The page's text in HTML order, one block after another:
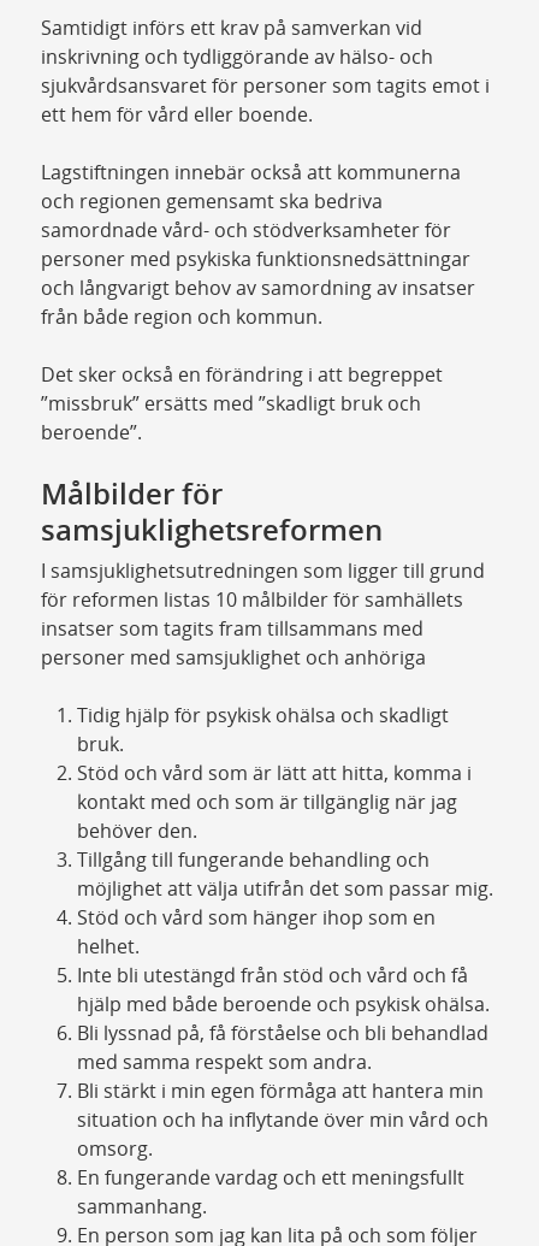
Samtidigt införs ett krav på samverkan vid
inskrivning och tydliggörande av hälso- och
sjukvårdsansvaret för personer som tagits emot i
ett hem för vård eller boende.
Lagstiftningen innebär också att kommunerna
och regionen gemensamt ska bedriva
samordnade vård- och stödverksamheter för
personer med psykiska funktionsnedsättningar
och långvarigt behov av samordning av insatser
från både region och kommun.
Det sker också en förändring i att begreppet
”missbruk” ersätts med ”skadligt bruk och
beroende”.
Målbilder för
samsjuklighetsreformen
I samsjuklighetsutredningen som ligger till grund
för reformen listas 10 målbilder för samhällets
insatser som tagits fram tillsammans med
personer med samsjuklighet och anhöriga
Tidig hjälp för psykisk ohälsa och skadligt
bruk.
Stöd och vård som är lätt att hitta, komma i
kontakt med och som är tillgänglig när jag
behöver den.
Tillgång till fungerande behandling och
möjlighet att välja utifrån det som passar mig.
Stöd och vård som hänger ihop som en
helhet.
Inte bli utestängd från stöd och vård och få
hjälp med både beroende och psykisk ohälsa.
Bli lyssnad på, få förståelse och bli behandlad
med samma respekt som andra.
Bli stärkt i min egen förmåga att hantera min
situation och ha inflytande över min vård och
omsorg.
En fungerande vardag och ett meningsfullt
sammanhang.
En person som jag kan lita på och som följer